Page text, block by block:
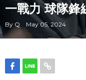
一戰力 球隊鋒
By Q May 05, 2024